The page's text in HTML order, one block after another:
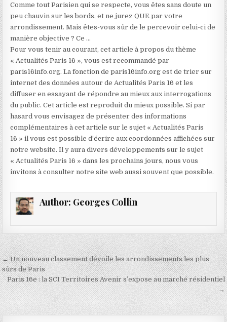
Comme tout Parisien qui se respecte, vous êtes sans doute un
peu chauvin sur les bords, et ne jurez QUE par votre
arrondissement. Mais êtes-vous sûr de le percevoir celui-ci de
manière objective ? Ce …
Pour vous tenir au courant, cet article à propos du thème
« Actualités Paris 16 », vous est recommandé par
paris16info.org. La fonction de paris16info.org est de trier sur
internet des données autour de Actualités Paris 16 et les
diffuser en essayant de répondre au mieux aux interrogations
du public. Cet article est reproduit du mieux possible. Si par
hasard vous envisagez de présenter des informations
complémentaires à cet article sur le sujet « Actualités Paris
16 » il vous est possible d’écrire aux coordonnées affichées sur
notre website. Il y aura divers développements sur le sujet
« Actualités Paris 16 » dans les prochains jours, nous vous
invitons à consulter notre site web aussi souvent que possible.
Author: Georges Collin
Navigation
de
l’article
← Un nouveau classement dévoile les arrondissements les plus
sûrs de Paris
Paris 16e : la SCI Territoires Avenir s’expose au marché résidentiel
→